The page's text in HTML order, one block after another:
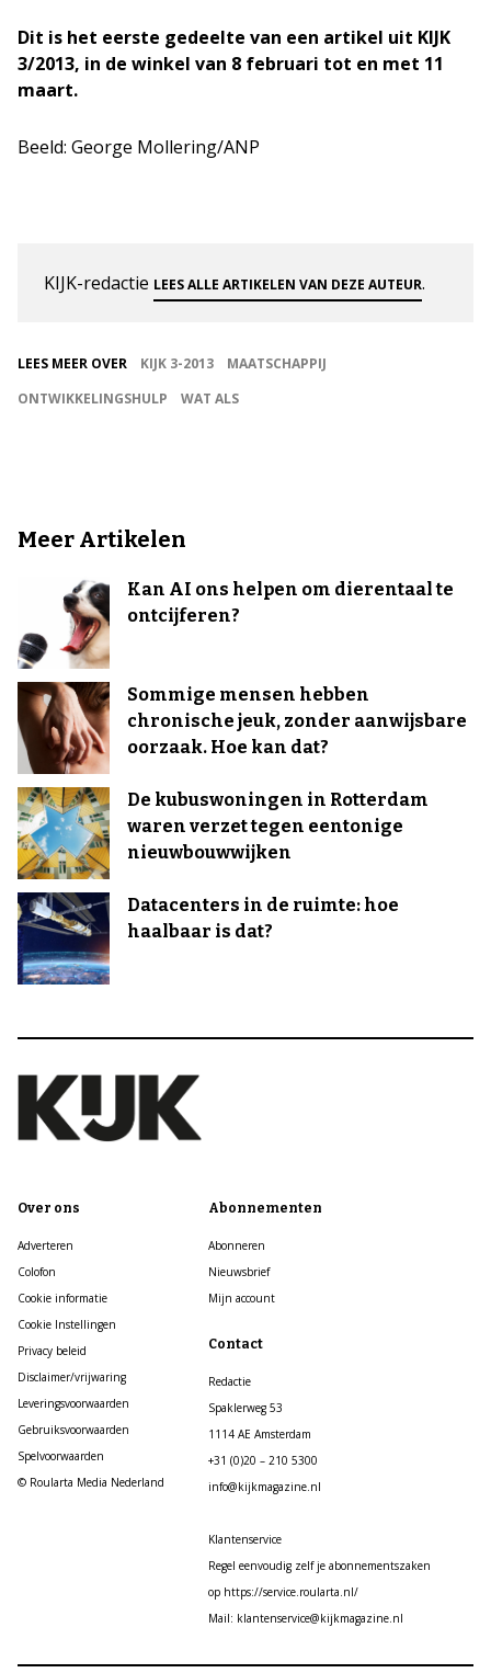
Dit is het eerste gedeelte van een artikel uit KIJK
3/2013, in de winkel van 8 februari tot en met 11
maart.
Beeld: George Mollering/ANP
KIJK-redactie LEES ALLE ARTIKELEN VAN DEZE AUTEUR.
LEES MEER OVER KIJK 3-2013
MAATSCHAPPIJ
ONTWIKKELINGSHULP
WAT ALS
Meer Artikelen
Kan AI ons helpen om dierentaal te
ontcijferen?
Sommige mensen hebben
chronische jeuk, zonder aanwijsbare
oorzaak. Hoe kan dat?
De kubuswoningen in Rotterdam
waren verzet tegen eentonige
nieuwbouwwijken
Datacenters in de ruimte: hoe
haalbaar is dat?
Over ons
Adverteren
Colofon
Cookie informatie
Cookie Instellingen
Privacy beleid
Disclaimer/vrijwaring
Leveringsvoorwaarden
Gebruiksvoorwaarden
Spelvoorwaarden
© Roularta Media Nederland
Abonnementen
Abonneren
Nieuwsbrief
Mijn account
Contact
Redactie
Spaklerweg 53
1114 AE Amsterdam
+31 (0)20 – 210 5300
info@kijkmagazine.nl
Klantenservice
Regel eenvoudig zelf je abonnementszaken
op https://service.roularta.nl/
Mail: klantenservice@kijkmagazine.nl